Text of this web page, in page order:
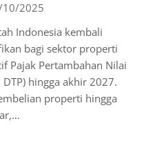
10/2025
Indonesia kembali
bagi sektor properti
Pajak Pertambahan Nilai
hingga akhir 2027.
properti hingga